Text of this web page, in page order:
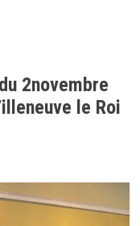
2novembre
le Roi